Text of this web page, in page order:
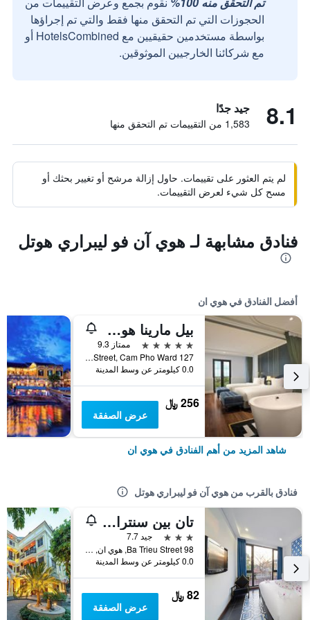
الحجوزات التي تم التحقق منها فقط والتي تم إجراؤها
بواسطة مستخدمين حقيقيين مع HotelsCombined أو
مع شركائنا الخارجيين الموثوقين.
8.1 جيد جدًا
1,583 من التقييمات تم التحقق منها
لم يتم العثور على تقييمات. حاول إزالة مرشح أو تغيير بحثك أو
مسح كل شيء لعرض التقييمات.
فنادق مشابهة لـ هوي آن فو ليبراري هوتل
أفضل الفنادق في هوي ان
بيل مارينا هوي آن ريزورت
5 نجوم
ممتاز 9.3
127 Nguyen Phuc Tan Street, Cam Pho Ward, هوي ان, فيتنام
0.0 كيلومتر عن وسط المدينة
256 ﷼
عرض الصفقة
شاهد المزيد من أهم الفنادق في هوي ان
فنادق بالقرب من هوي آن فو ليبراري هوتل
تان بين سنترال هوتل
3 نجوم
جيد 7.7
98 Ba Trieu Street, هوي ان, فيتنام
0.0 كيلومتر عن وسط المدينة
82 ﷼
عرض الصفقة